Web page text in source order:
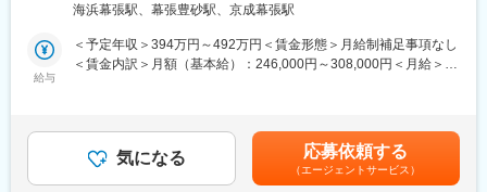
や意欲によって差配する為、ご本人様キャリアアップやスキルア
▼働きやすい環境
▼業界の将来性
相続税の申告件数はこの10年で16倍に増えました。高齢化社会で
■業務概要
・オフサイト、センター型BPO案件の運用リーダー
・Excelを使用した案件進捗管理
海浜幕張駅、幕張豊砂駅、京成幕張駅
給与
＜予定年収＞394万円～492万円＜賃金形態＞月給制補足事項なし
＜賃金内訳＞月額（基本給）：246,000円～308,000円＜月給＞
額です。■昇給：年1回（4月）■賞与：年2回（6月、12月）賃金は
あくまでも目安の金額であり、選考を通じて上下する可能性があ
ります。月給(月額)は固定手当を含めた表記です。
気になる 応募依頼する
（エージェントサービス）